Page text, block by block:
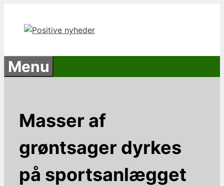
indhold
Menu
Masser af
grøntsager dyrkes
på sportsanlægget